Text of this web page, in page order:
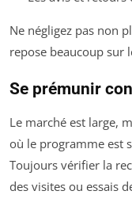
Ne négligez pas non
repose beaucoup sur
Se prémunir
Le marché est large,
où le programme est
Toujours vérifier la
des visites ou essais